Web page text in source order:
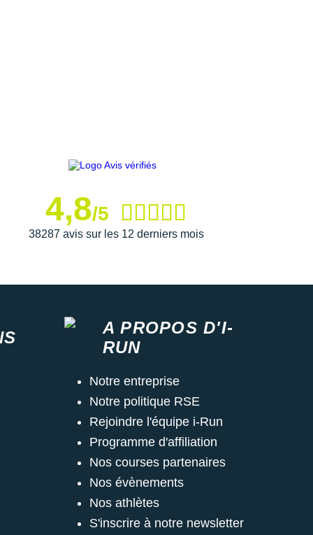
4,8/5
38287 avis sur les 12 derniers mois
A PROPOS D'I-
RUN
Notre entreprise
Notre politique RSE
Rejoindre l'équipe i-Run
Programme d'affiliation
Nos courses partenaires
Nos évènements
Nos athlètes
S'inscrire à notre newsletter